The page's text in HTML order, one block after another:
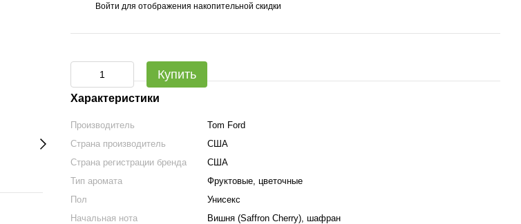
Войти для отображения накопительной скидки
Купить
Характеристики
Производитель
Tom Ford
Страна производитель
США
Страна регистрации бренда
США
Тип аромата
Фруктовые, цветочные
Пол
Унисекс
Начальная нота
Вишня (Saffron Cherry), шафран